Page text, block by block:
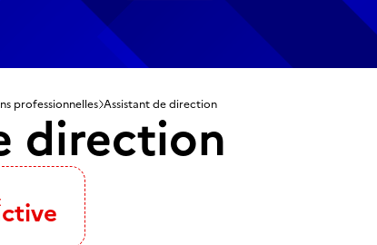
professionnelles Assistant de direction
direction